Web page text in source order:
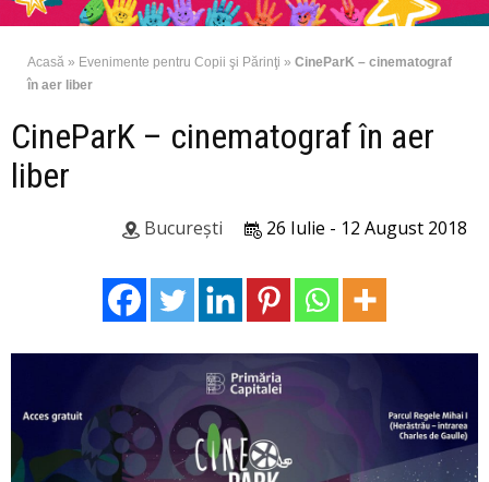
Acasă » Evenimente pentru Copii şi Părinţi » CineParK – cinematograf
în aer liber
CineParK – cinematograf în aer
liber
26 Iulie - 12 August 2018
București